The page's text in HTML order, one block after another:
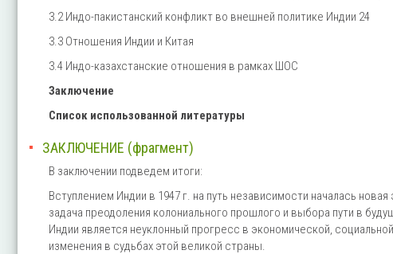
3.2 Индо-пакистанский конфликт во внешней политике Индии 24
3.3 Отношения Индии и Китая
3.4 Индо-казахстанские отношения в рамках ШОС
Заключение
Список использованной литературы
ЗАКЛЮЧЕНИЕ (фрагмент)
В заключении подведем итоги:
Вступлением Индии в 1947 г. на путь независимости началась
задача преодоления колониального прошлого и выбора пути в
Индии является неуклонный прогресс в экономической,
изменения в судьбах этой великой страны.